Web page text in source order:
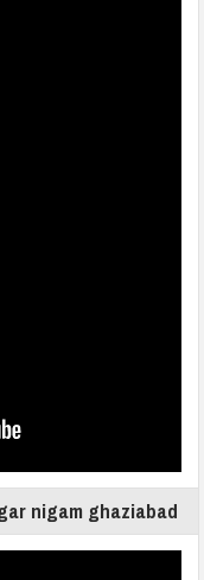
nigam ghaziabad